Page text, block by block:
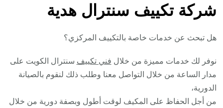
شركة تكييف سنترال هدية
هل تبحث عن خدمات خاصة بالتكييف المركزي؟
نوفر لك خدمات مميزة من خلال فني تكييف سنترال الكويت على
مدار الساعة من خلال التواصل معنا وطلب ذلك لنقوم بالصيانة
الدورية،
من أجل الحفاظ على المكيف لوقت أطول وبصفة دورية من خلال